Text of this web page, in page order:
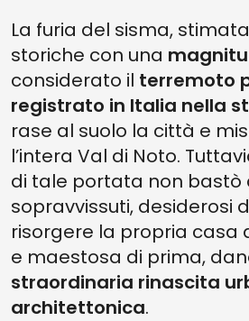
La furia del sisma,
storiche con una
considerato il terremoto
registrato in Italia nella
rase al suolo la città e
l’intera Val di Noto.
di tale portata non bastò
sopravvissuti, desiderosi
risorgere la propria casa
e maestosa di prima,
straordinaria rinascita
architettonica.